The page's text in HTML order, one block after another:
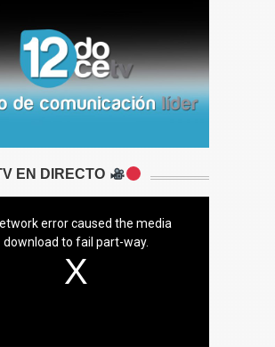
EN DIRECTO
error caused the media
download to fail part-way.